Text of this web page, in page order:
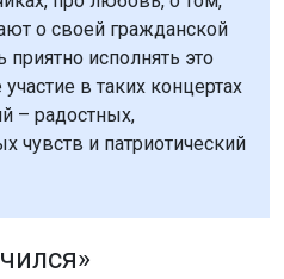
о своей гражданской
исполнять это
в таких концертах
– радостных,
чувств и патриотический